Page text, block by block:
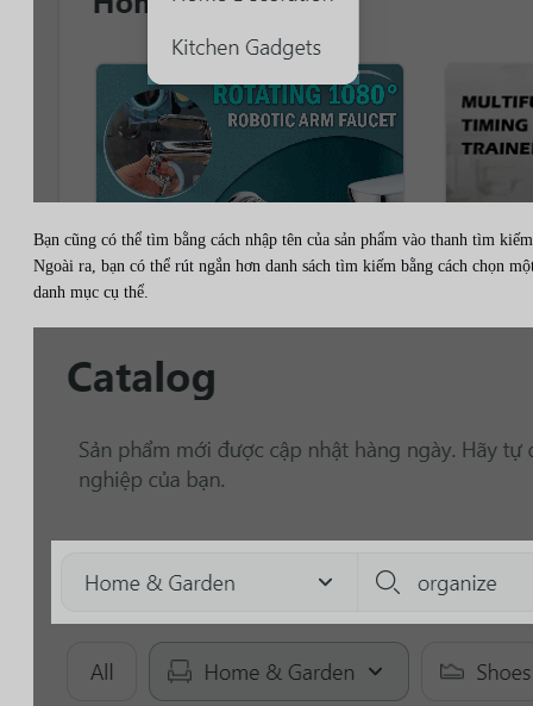
Bạn cũng có thể tìm bằng cách nhập tên của sản phẩm vào thanh tìm
Ngoài ra, bạn có thể rút ngắn hơn danh sách tìm kiếm bằng cách chọn
danh mục cụ thể.